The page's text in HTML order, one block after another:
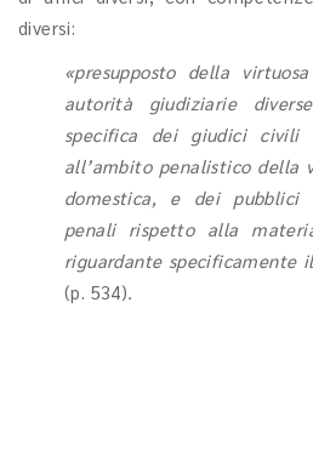
diversi:
«presupposto della
autorità giudiziarie
specifica dei giudici
all’ambito penalistico della
domestica, e dei
penali rispetto alla
riguardante specificamente
(p. 534).